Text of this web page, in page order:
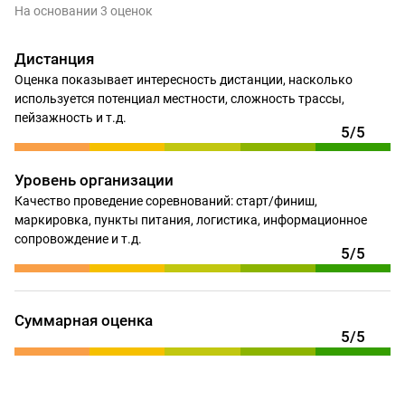
На основании 3 оценок
Дистанция
Оценка показывает интересность дистанции, насколько
используется потенциал местности, сложность трассы,
пейзажность и т.д.
5/5
Уровень организации
Качество проведение соревнований: старт/финиш,
маркировка, пункты питания, логистика, информационное
сопровождение и т.д.
5/5
Суммарная оценка
5/5